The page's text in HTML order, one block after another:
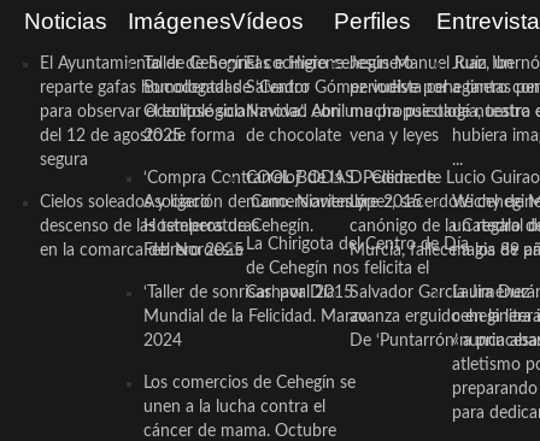
Noticias
El Ayuntamiento de Cehegín
reparte gafas homologadas
para observar el eclipse solar
del 12 de agosto de forma
segura
Cielos soleados y ligero
descenso de las temperaturas
en la comarca del Noroeste
Imágenes
Taller de Sonrisas e Higiene
Bucodental de ‘Centro
Odontológico Innova’. Abril
2025
‘Compra Contrarreloj’ de la
Asociación de Comerciantes y
Hosteleros de Cehegín.
Febrero 2025
‘Taller de sonrisas’ por Día
Mundial de la Felicidad. Marzo
2024
Los comercios de Cehegín se
unen a la lucha contra el
cáncer de mama. Octubre
Vídeos
El cocinero ceheginero
Salvador Gómez vuelve por
Navidad con una propuesta
de chocolate
COOL BODAS. Pedida de
mano. Noviembre 2015
La Chirigota del Centro de Día
de Cehegín nos felicita el
Carnaval 2015
Perfiles
Jesús Manuel Ruiz, un
periodista ceheginero con
mucha psicología, teatro
vena y leyes
D. Clemente Lucio Guirao
López, sacerdote
canónigo de la Catedral
Murcia, fallece a los 89
Salvador García Jiménez
avanza erguido en la
De ‘Puntarrón’ a
Juan
a tantas
de nuestra
hubiera
...
Wichy de
un regalo
magia de
Laura
ceheginera
«nunca
atletismo
para